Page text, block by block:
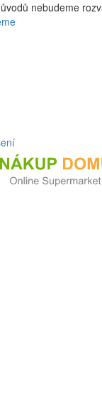
Potraviny
nebudeme